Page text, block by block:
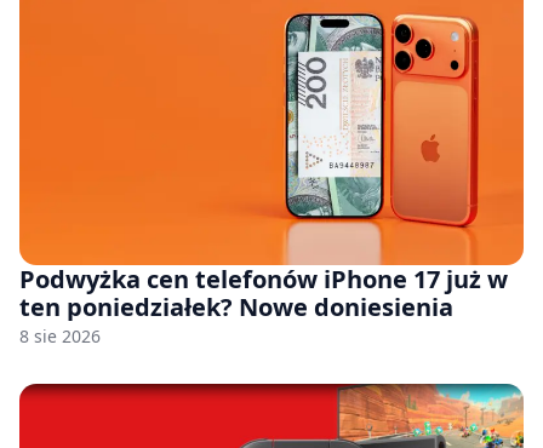
Podwyżka cen telefonów iPhone 17 już w
ten poniedziałek? Nowe doniesienia
8 sie 2026